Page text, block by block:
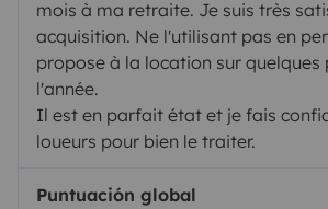
mois à ma retraite. Je suis très
acquisition. Ne l'utilisant pas en
propose à la location sur quelques
l'année.
Il est en parfait état et je fais
loueurs pour bien le traiter.
Puntuación global